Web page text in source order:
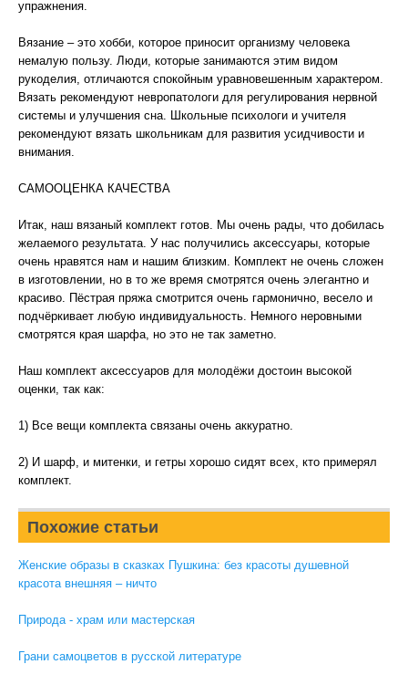
упражнения.
Вязание – это хобби, которое приносит организму человека
немалую пользу. Люди, которые занимаются этим видом
рукоделия, отличаются спокойным уравновешенным характером.
Вязать рекомендуют невропатологи для регулирования нервной
системы и улучшения сна. Школьные психологи и учителя
рекомендуют вязать школьникам для развития усидчивости и
внимания.
САМООЦЕНКА КАЧЕСТВА
Итак, наш вязаный комплект готов. Мы очень рады, что добилась
желаемого результата. У нас получились аксессуары, которые
очень нравятся нам и нашим близким. Комплект не очень сложен
в изготовлении, но в то же время смотрятся очень элегантно и
красиво. Пёстрая пряжа смотрится очень гармонично, весело и
подчёркивает любую индивидуальность. Немного неровными
смотрятся края шарфа, но это не так заметно.
Наш комплект аксессуаров для молодёжи достоин высокой
оценки, так как:
1) Все вещи комплекта связаны очень аккуратно.
2) И шарф, и митенки, и гетры хорошо сидят всех, кто примерял
комплект.
Похожие статьи
Женские образы в сказках Пушкина: без красоты душевной
красота внешняя – ничто
Природа - храм или мастерская
Грани самоцветов в русской литературе